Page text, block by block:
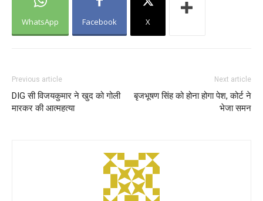
WhatsApp Facebook X
Previous article
DIG सी विजयकुमार ने खुद को गोली
मारकर की आत्महत्या
Next article
बृजभूषण सिंह को होना होगा पेश, कोर्ट ने
भेजा समन